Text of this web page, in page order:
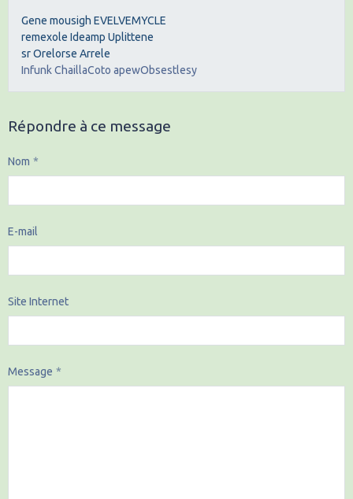
Gene mousigh EVELVEMYCLE
remexole Ideamp Uplittene
sr Orelorse Arrele
Infunk ChaillaCoto apewObsestlesy
Répondre à ce message
Nom
E-mail
Site Internet
Message